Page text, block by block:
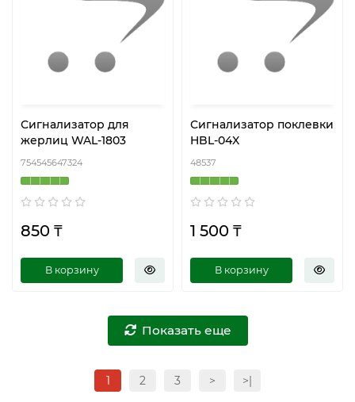
Сигнализатор для
жерлиц WAL-1803
754545647324
850 ₸
В корзину
Сигнализатор поклевки
HBL-04X
48537
1 500 ₸
В корзину
Показать еще
1 2 3 > >|